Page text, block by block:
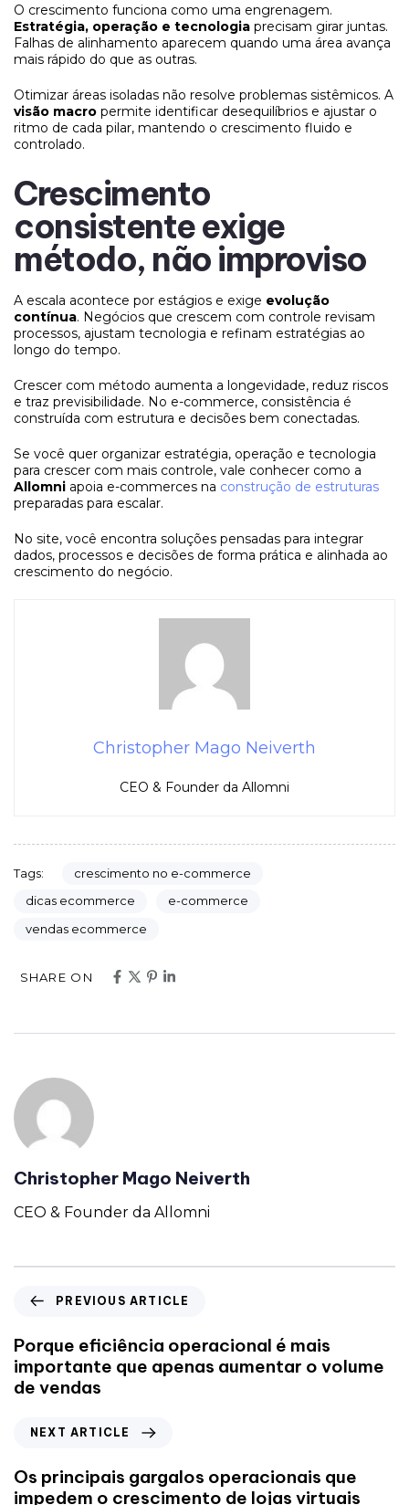
O crescimento funciona como uma engrenagem.
Estratégia, operação e tecnologia precisam girar juntas.
Falhas de alinhamento aparecem quando uma área avança
mais rápido do que as outras.
Otimizar áreas isoladas não resolve problemas sistêmicos. A
visão macro permite identificar desequilíbrios e ajustar o
ritmo de cada pilar, mantendo o crescimento fluido e
controlado.
Crescimento
consistente exige
método, não improviso
A escala acontece por estágios e exige evolução
contínua. Negócios que crescem com controle revisam
processos, ajustam tecnologia e refinam estratégias ao
longo do tempo.
Crescer com método aumenta a longevidade, reduz riscos
e traz previsibilidade. No e-commerce, consistência é
construída com estrutura e decisões bem conectadas.
Se você quer organizar estratégia, operação e tecnologia
para crescer com mais controle, vale conhecer como a
Allomni apoia e-commerces na construção de estruturas
preparadas para escalar.
No site, você encontra soluções pensadas para integrar
dados, processos e decisões de forma prática e alinhada ao
crescimento do negócio.
Christopher Mago Neiverth
CEO & Founder da Allomni
Tags:
crescimento no e-commerce
dicas ecommerce
e-commerce
vendas ecommerce
SHARE ON
Christopher Mago Neiverth
CEO & Founder da Allomni
PREVIOUS ARTICLE
Porque eficiência operacional é mais
importante que apenas aumentar o volume
de vendas
NEXT ARTICLE
Os principais gargalos operacionais que
impedem o crescimento de lojas virtuais